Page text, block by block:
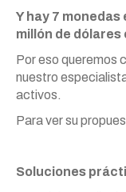
Y hay 7
millón de dólares
Por eso queremos
nuestro
activos.
Para ver su
Soluciones